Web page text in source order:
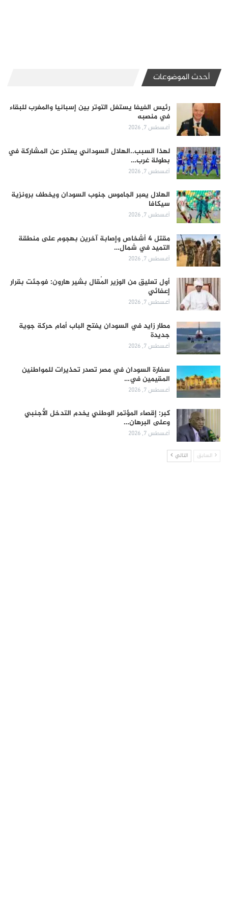
أحدث الموضوعات
رئيس الفيفا يستغل التوتر بين إسبانيا والمغرب للبقاء
في منصبه
أغسطس 7, 2026
لهذا السبب..الهلال السوداني يعتذر عن المشاركة في
بطولة غرب…
أغسطس 7, 2026
الهلال يعبر الجاموس جنوب السودان ويخطف برونزية
سيكافا
أغسطس 7, 2026
مقتل 4 أشخاص وإصابة آخرين بهجوم على منطقة
التميد في شمال…
أغسطس 7, 2026
أول تعليق من الوزير المُقال بشير هارون: فوجئت بقرار
إعفائي
أغسطس 7, 2026
مطار زايد في السودان يفتح الباب أمام حركة جوية
جديدة
أغسطس 7, 2026
سفارة السودان في مصر تصدر تحذيرات للمواطنين
المقيمين في…
أغسطس 7, 2026
كبر: إقصاء المؤتمر الوطني يخدم التدخل الأجنبي
وعلى البرهان…
أغسطس 7, 2026
السابق التالي